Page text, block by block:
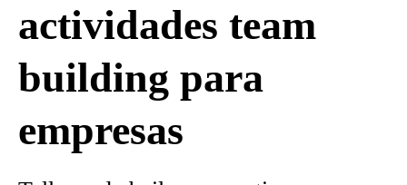
actividades team
building para
empresas